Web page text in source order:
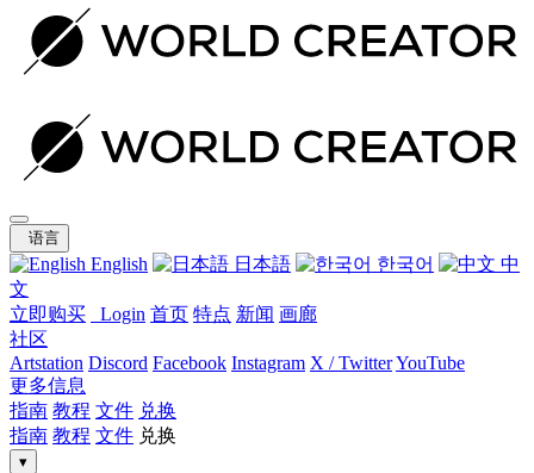
语言
English 日本語 한국어
中
文
立即购买
Login 首页 特点 新闻 画廊
社区
Artstation Discord Facebook Instagram X / TwitterYouTube
更多信息
指南 教程 文件 兑换
指南 教程 文件 兑换
▾